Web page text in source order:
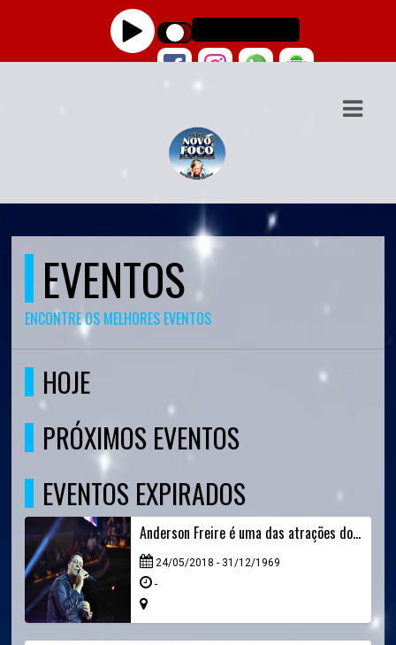
EVENTOS
ENCONTRE OS MELHORES EVENTOS
HOJE
PRÓXIMOS EVENTOS
EVENTOS EXPIRADOS
Anderson Freire é uma das atrações do segundo dia do Gospel Live Festival
24/05/2018 - 31/12/1969
-